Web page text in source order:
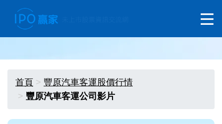
首頁
豐原汽車客運股價行情
豐原汽車客運公司影片